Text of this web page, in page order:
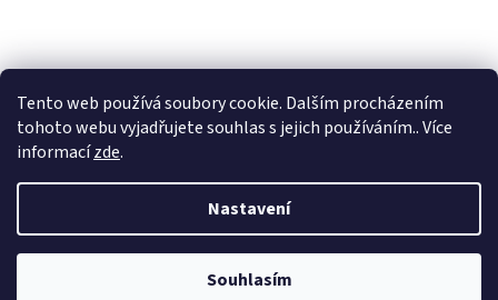
Tento web používá soubory cookie. Dalším procházením
tohoto webu vyjadřujete souhlas s jejich používáním.. Více
informacízde.
Nastavení
Souhlasím
Vytvořil Shoptet
Dubánčí eshop. Všechna práva vyhrazena.